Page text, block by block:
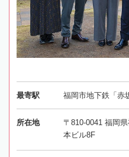
最寄駅 福岡市地下鉄「赤
所在地
〒810-0041 福岡
本ビル8F